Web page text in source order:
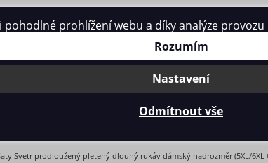
Kontakt
Svetr prodloužený pletený dlouhý rukáv dámský nadrozměr (5XL/6XL
prohlížení webu a díky analýze
Rozumím
Nastavení
Odmítnout vše